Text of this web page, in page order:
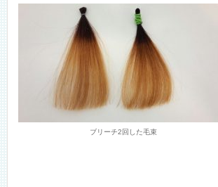
ブリーチ2回した毛束